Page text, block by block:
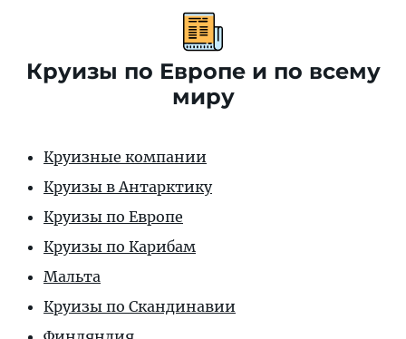
Круизы по Европе и по всему
миру
Круизные компании
Круизы в Антарктику
Круизы по Европе
Круизы по Карибам
Мальта
Круизы по Скандинавии